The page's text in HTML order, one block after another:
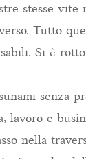
stesse
Tutto
Si è
senza
e
nella